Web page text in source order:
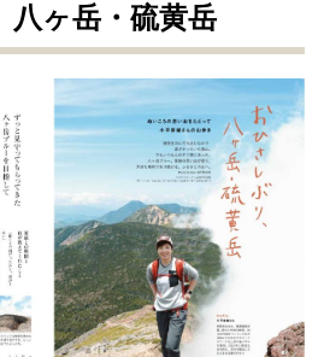
八ヶ岳・硫黄岳